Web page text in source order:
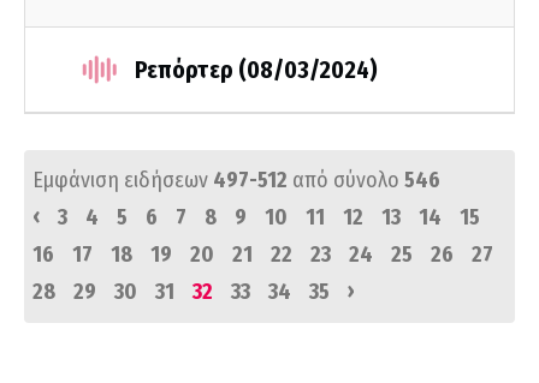
Ρεπόρτερ (08/03/2024)
Εμφάνιση ειδήσεων 497-512 από σύνολο 546
‹
3 4 5 6 7 8 9 10 11 12 13 14
15
16
17 18 19 20 21 22 23 24 25 26
27
28
29 30 31 32 33 34 35 ›